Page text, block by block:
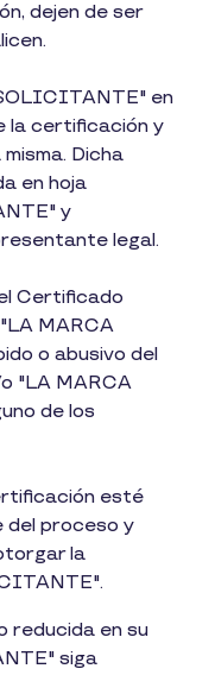
dejen de ser
en
la certificación y
Dicha
en hoja
y
legal.
Certificado
MARCA
o abusivo del
"LA MARCA
de los
esté
del proceso y
la
reducida en su
siga